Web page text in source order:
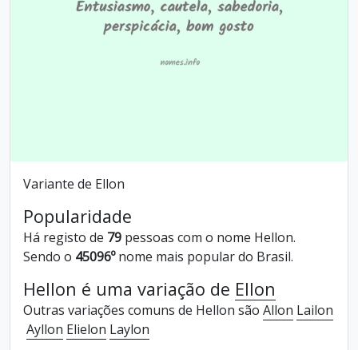
Variante de Ellon
Popularidade
Há registo de 79 pessoas com o nome Hellon.
Sendo o 45096ºnome mais popular do Brasil.
Hellon é uma variação de Ellon
Outras variações comuns de Hellon são Allon Lailon
Ayllon Elielon Laylon